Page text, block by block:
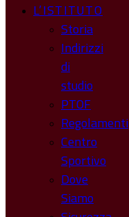
L’ISTITUTO
Storia
Indirizzi
di
studio
PTOF
Regolamenti
Centro
Sportivo
Dove
Siamo